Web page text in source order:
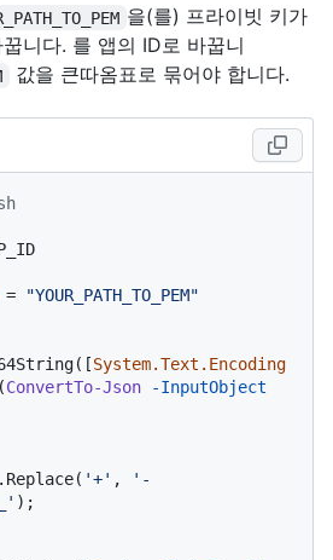
을(를) 프라이빗 키가
니다. 를 앱의 ID로 바꿉니
값을 큰따옴표로 묶어야 합니다.
= "YOUR_PATH_TO_PEM"
System.Text.Encoding
ConvertTo-Json
-InputObject
'+' ,
'-
);